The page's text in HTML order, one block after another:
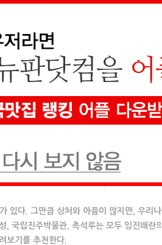
통합검색
진주
전쟁의 흔적을 보존한 도시
있다. 그만큼 상처와 아픔이 많지만, 우리
, 국립진주박물관, 촉석루는 모두 임진왜란
보기를 추천한다.